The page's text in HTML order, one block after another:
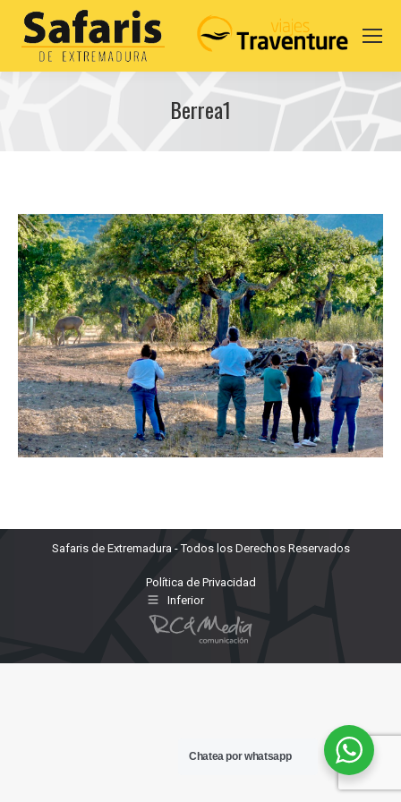
Berrea1
You are here:
Safaris de Extremadura - Todos los Derechos Reservados
Política de Privacidad
Inferior
Chatea por whatsapp